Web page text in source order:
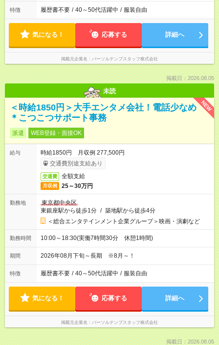
特徴 履歴書不要 / 40～50代活躍中 / 服装自由
気になる！ 応募する 詳細へ
掲載元企業名 パーソルテンプスタッフ株式会社
掲載日：2026.08.05
未読
NEW
＜時給1850円＞大手エンタメ会社！電話少なめ
＊こつこつサポート事務
派遣 WEB登録・面接OK
給与
時給1850円 月収例 277,500円
交通費別途支給あり
交通費 全額支給
月収例 25～30万円
勤務地
東京都中央区
東銀座駅から徒歩1分 / 築地駅から徒歩4分
＜総合エンタテインメント企業グループ＞映画・演劇など
勤務時間 10:00～18:30(実働7時間30分 休憩1時間)
期間 2026年08月下旬～長期 ※8月～！
特徴 履歴書不要 / 40～50代活躍中 / 服装自由
気になる！ 応募する 詳細へ
掲載元企業名 パーソルテンプスタッフ株式会社
掲載日：2026.08.05